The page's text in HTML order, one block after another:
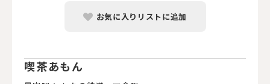
お気に入りリストに追加
喫茶あもん